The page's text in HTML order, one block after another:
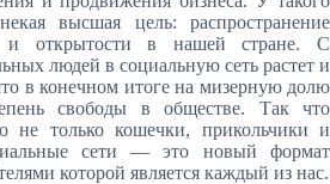
высшая цель: распространение
и открытости в нашей стране. С
людей в социальную сеть растет и
в конечном итоге на мизерную долю
свободы в обществе. Так что
не только кошечки, прикольчики и
сети — это новый формат
которой является каждый из нас.